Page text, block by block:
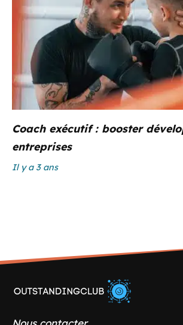
Coach exécutif : booster
entreprises
Il y a 3 ans